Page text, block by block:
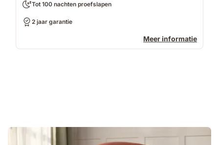
Tot 100 nachten proefslapen
2 jaar garantie
Meer informatie